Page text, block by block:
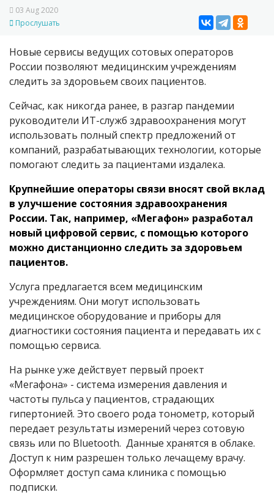
03 Aug 2020
Прослушать
Новые сервисы ведущих сотовых операторов
России позволяют медицинским учреждениям
следить за здоровьем своих пациентов.
Сейчас, как никогда ранее, в разгар пандемии
руководители ИТ-служб здравоохранения могут
использовать полный спектр предложений от
компаний, разрабатывающих технологии, которые
помогают следить за пациентами издалека.
Крупнейшие операторы связи вносят свой вклад
в улучшение состояния здравоохранения
России. Так, например, «Мегафон» разработал
новый цифровой сервис, с помощью которого
можно дистанционно следить за здоровьем
пациентов.
Услуга предлагается всем медицинским
учреждениям. Они могут использовать
медицинское оборудование и приборы для
диагностики состояния пациента и передавать их с
помощью сервиса.
На рынке уже действует первый проект
«Мегафона» - система измерения давления и
частоты пульса у пациентов, страдающих
гипертонией. Это своего рода тонометр, который
передает результаты измерений через сотовую
связь или по Bluetooth. Данные хранятся в облаке.
Доступ к ним разрешен только лечащему врачу.
Оформляет доступ сама клиника с помощью
подписки.